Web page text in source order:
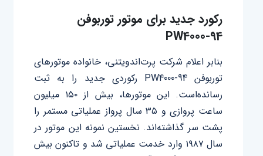
رکورد جدید برای موتور توربوفن
PW4000-94
بنابر اعلام شرکت پرت‌اندویتنی، خانواده موتورهای
توربوفن PW4000-94 رکوردی جدید را به ثبت
رسانده‌است. این موتورها، بیش از ۱۵۰ میلیون
ساعت پروازی و ۳۵ سال پرواز عملیاتی مستمر را
پشت سر گذاشته‌اند. نخستین نمونه این موتور در
سال ۱۹۸۷ وارد خدمت عملیاتی شد و تاکنون بیش